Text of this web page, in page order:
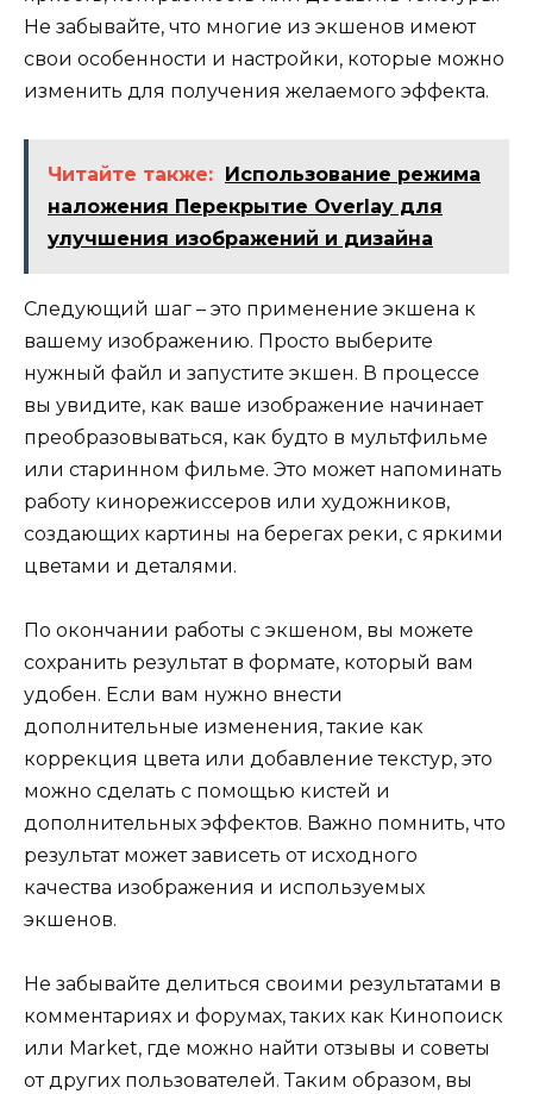
Не забывайте, что многие из экшенов имеют
свои особенности и настройки, которые можно
изменить для получения желаемого эффекта.
Читайте также: Использование режима
наложения Перекрытие Overlay для
улучшения изображений и дизайна
Следующий шаг – это применение экшена к
вашему изображению. Просто выберите
нужный файл и запустите экшен. В процессе
вы увидите, как ваше изображение начинает
преобразовываться, как будто в мультфильме
или старинном фильме. Это может напоминать
работу кинорежиссеров или художников,
создающих картины на берегах реки, с яркими
цветами и деталями.
По окончании работы с экшеном, вы можете
сохранить результат в формате, который вам
удобен. Если вам нужно внести
дополнительные изменения, такие как
коррекция цвета или добавление текстур, это
можно сделать с помощью кистей и
дополнительных эффектов. Важно помнить, что
результат может зависеть от исходного
качества изображения и используемых
экшенов.
Не забывайте делиться своими результатами в
комментариях и форумах, таких как Кинопоиск
или Market, где можно найти отзывы и советы
от других пользователей. Таким образом, вы